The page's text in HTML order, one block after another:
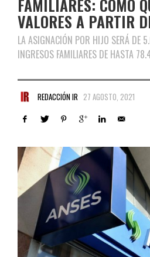
FAMILIARES: CÓMO
VALORES A PARTIR
LA ASIGNACIÓN POR HIJO SERÁ DE
INGRESOS FAMILIARES DE HASTA
REDACCIÓN IR 27 AGOSTO, 2021